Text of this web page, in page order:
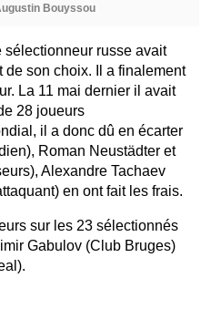
Bouyssou
sélectionneur russe avait
de son choix. Il a finalement
La 11 mai dernier il avait
28 joueurs
il a donc dû en écarter
Roman Neustädter et
Alexandre Tachaev
en ont fait les frais.
sur les 23 sélectionnés
Gabulov (Club Bruges)